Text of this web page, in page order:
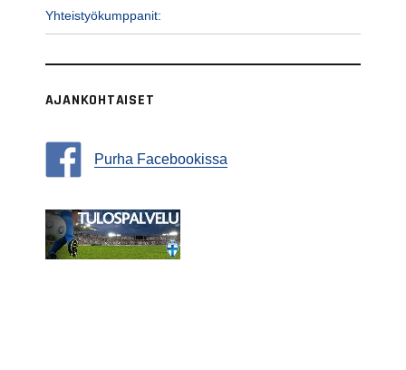
Yhteistyökumppanit:
AJANKOHTAISET
Purha Facebookissa